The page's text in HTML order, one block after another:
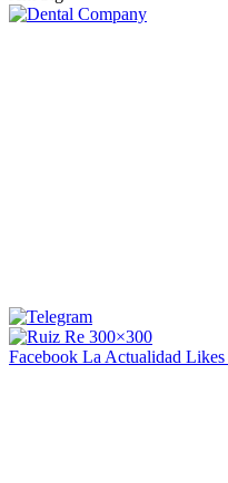
Facebook La Actualidad Likes